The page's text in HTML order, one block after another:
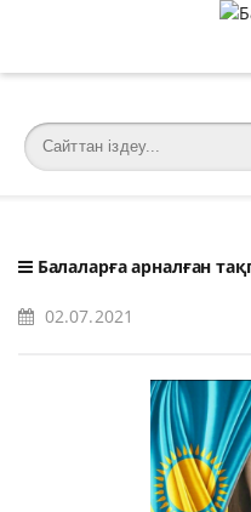
Балаларға арналған
02.07.2021